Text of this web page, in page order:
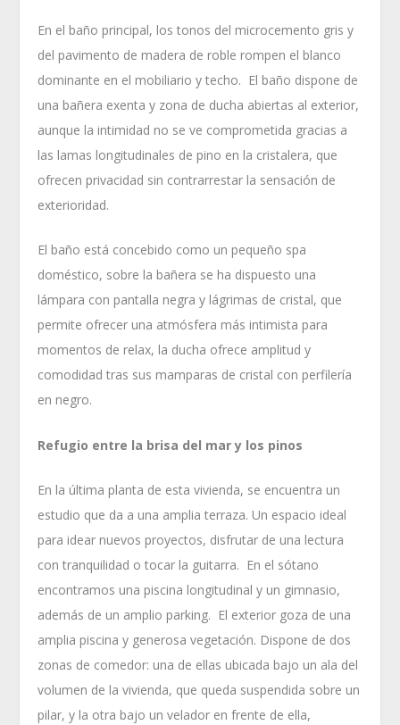
En el baño principal, los tonos del microcemento gris y
del pavimento de madera de roble rompen el blanco
dominante en el mobiliario y techo. El baño dispone de
una bañera exenta y zona de ducha abiertas al exterior,
aunque la intimidad no se ve comprometida gracias a
las lamas longitudinales de pino en la cristalera, que
ofrecen privacidad sin contrarrestar la sensación de
exterioridad.
El baño está concebido como un pequeño spa
doméstico, sobre la bañera se ha dispuesto una
lámpara con pantalla negra y lágrimas de cristal, que
permite ofrecer una atmósfera más intimista para
momentos de relax, la ducha ofrece amplitud y
comodidad tras sus mamparas de cristal con perfilería
en negro.
Refugio entre la brisa del mar y los pinos
En la última planta de esta vivienda, se encuentra un
estudio que da a una amplia terraza. Un espacio ideal
para idear nuevos proyectos, disfrutar de una lectura
con tranquilidad o tocar la guitarra. En el sótano
encontramos una piscina longitudinal y un gimnasio,
además de un amplio parking. El exterior goza de una
amplia piscina y generosa vegetación. Dispone de dos
zonas de comedor: una de ellas ubicada bajo un ala del
volumen de la vivienda, que queda suspendida sobre un
pilar, y la otra bajo un velador en frente de ella,